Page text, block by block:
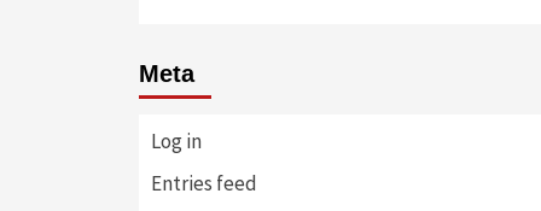
Meta
Log in
Entries feed